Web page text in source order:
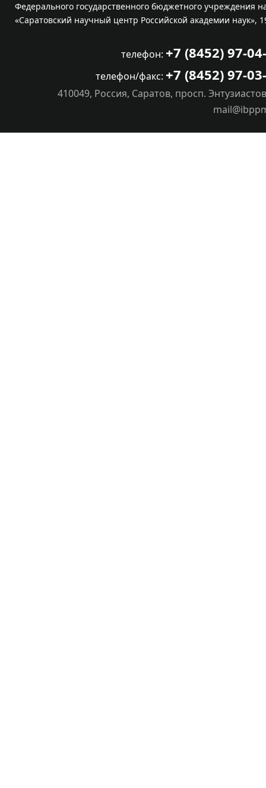
Федерального государственного бюджетного учреждения
«Саратовский научный центр Российской академии наук»,
телефон: +7 (8452) 97-
телефон/факс: +7 (8452) 97-
410049, Россия, Саратов, просп.